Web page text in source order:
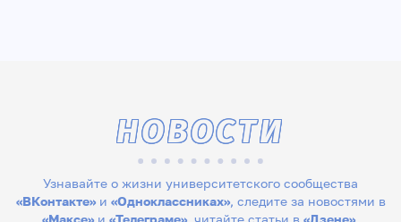
Узнавайте о жизни университетского сообщества
«ВКонтакте»и «Одноклассниках», следите за новостями в
НОВОСТИ